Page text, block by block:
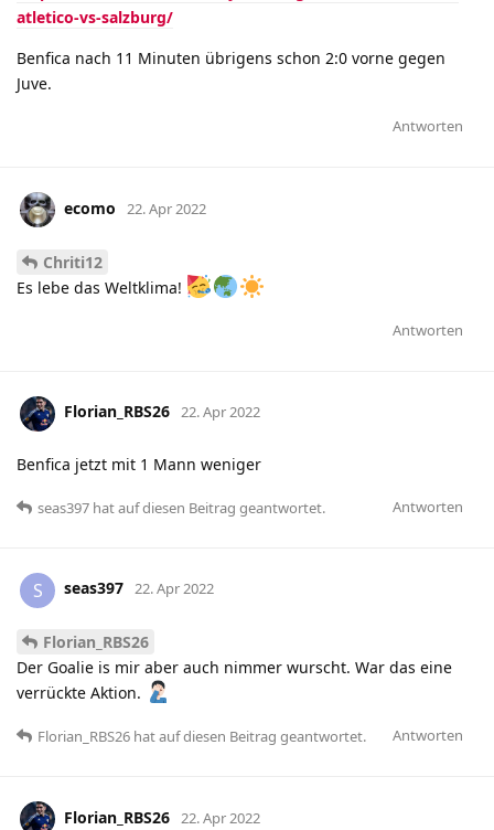
atletico-vs-salzburg/
Benfica nach 11 Minuten übrigens schon 2:0 vorne gegen
Juve.
Antworten
ecomo 22. Apr 2022
Chriti12
Es lebe das Weltklima!
Antworten
Florian_RBS26 22. Apr 2022
Benfica jetzt mit 1 Mann weniger
Antworten
seas397 hatauf diesen Beitrag geantwortet.
S seas397 22. Apr 2022
Florian_RBS26
Der Goalie is mir aber auch nimmer wurscht. War das eine
verrückte Aktion.
Antworten
Florian_RBS26 hatauf diesen Beitrag geantwortet.
Florian_RBS26 22. Apr 2022